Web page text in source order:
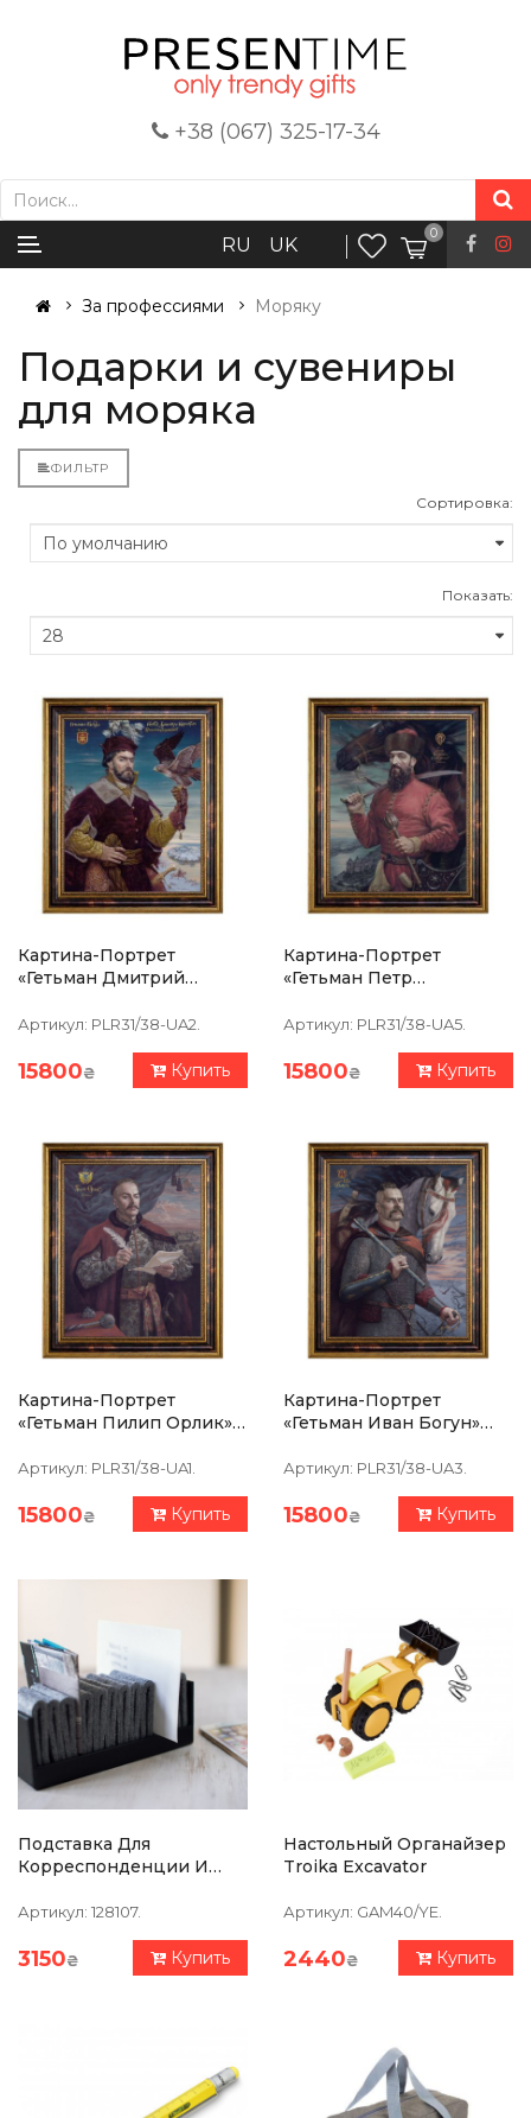
+38 (067) 325-17-34
RU UK
0
За профессиями Моряку
Подарки и сувениры
для моряка
ФИЛЬТР
Сортировка:
Показать:
Картина-Портрет
«Гетьман Дмитрий
Артикул: PLR31/38-UA2.
15800₴ Купить
Картина-Портрет
«Гетьман Петр
Артикул: PLR31/38-UA5.
15800₴ Купить
Картина-Портрет
«Гетьман Пилип Орлик»
Артикул: PLR31/38-UA1.
15800₴ Купить
Картина-Портрет
«Гетьман Иван Богун»
Артикул: PLR31/38-UA3.
15800₴ Купить
Подставка Для
Корреспонденции И
Артикул: 128107.
3150₴ Купить
Настольный Органайзер
Troika Excavator
Артикул: GAM40/YE.
2440₴ Купить